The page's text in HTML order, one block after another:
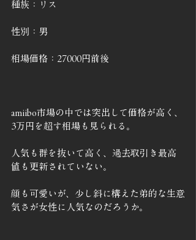
種族：リス
性別：男
相場価格：27000円前後
amiibo市場の中では突出して価格が高く、
3万円を超す相場も見られる。
人気も群を抜いて高く、過去取引き最高
値も更新されていない。
顔も可愛いが、少し斜に構えた弟的な生意
気さが女性に人気なのだろうか。